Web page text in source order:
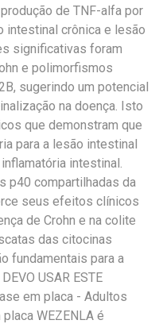
de TNF-alfa por
intestinal crônica e lesão
significativas foram
e polimorfismos
sugerindo um potencial
na doença. Isto
que demonstram que
para a lesão intestinal
intestinal.
p40 compartilhadas da
seus efeitos clínicos
de Crohn e na colite
das citocinas
fundamentais para a
USAR ESTE
em placa - Adultos
WEZENLA é